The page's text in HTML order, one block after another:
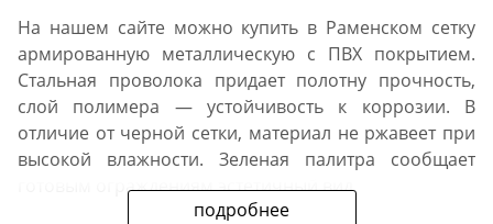
подробнее
На нашем сайте можно купить в Раменском сетку
армированную металлическую с ПВХ покрытием.
Стальная проволока придает полотну прочность,
слой полимера — устойчивость к коррозии. В
отличие от черной сетки, материал не ржавеет при
высокой влажности. Зеленая палитра сообщает
готовым ограждениям эстетичный вид.